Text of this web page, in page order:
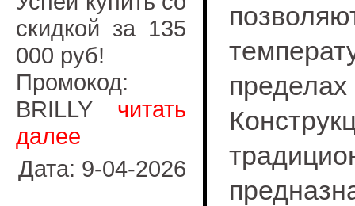
скидкой за 135
000 руб!
Промокод:
BRILLY читать
далее
Дата: 9-04-2026